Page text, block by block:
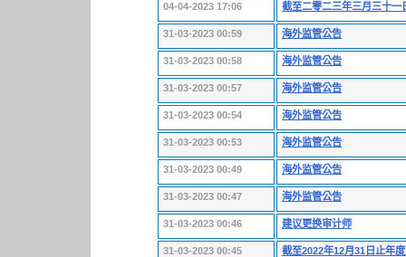
04-04-2023 17:06 截至二零二三年三月三十一
31-03-2023 00:59 海外监管公告
31-03-2023 00:58 海外监管公告
31-03-2023 00:57 海外监管公告
31-03-2023 00:54 海外监管公告
31-03-2023 00:53 海外监管公告
31-03-2023 00:49 海外监管公告
31-03-2023 00:47 海外监管公告
31-03-2023 00:46 建议更换审计师
31-03-2023 00:45 截至2022年12月31日止年